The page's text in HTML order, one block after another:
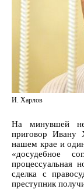
И. Харлов
На минувшей
приговор Ивану
нашем крае и
«досудебное
процессуальная
сделка с
преступник